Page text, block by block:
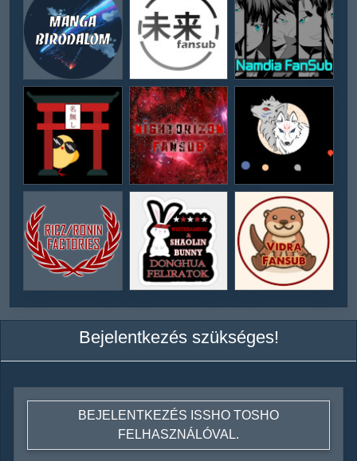
Bejelentkezés szükséges!
BEJELENTKEZÉS ISSHO TOSHO
FELHASZNÁLÓVAL.